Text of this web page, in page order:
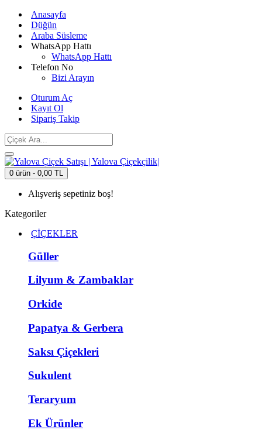
Anasayfa
Düğün
Araba Süsleme
WhatsApp Hattı
WhatsApp Hattı
Telefon No
Bizi Arayın
Oturum Aç
Kayıt Ol
Sipariş Takip
0 ürün - 0,00 TL
Alışveriş sepetiniz boş!
Kategoriler
ÇİÇEKLER
Güller
Lilyum & Zambaklar
Orkide
Papatya & Gerbera
Saksı Çiçekleri
Sukulent
Teraryum
Ek Ürünler